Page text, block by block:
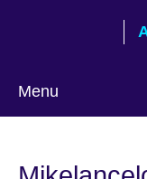
Menu
language